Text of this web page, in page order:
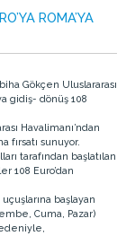
ROMA’YA
Gökçen Uluslararası
gidiş- dönüş 108
Havalimanı’ndan
fırsatı sunuyor.
tarafından başlatılan
108 Euro’dan
başlayan
Cuma, Pazar)